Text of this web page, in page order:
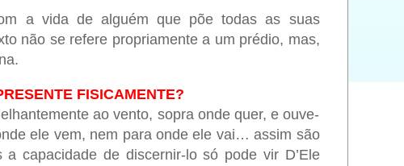
a vida de alguém que põe todas as suas
não se refere propriamente a um prédio, mas,
FISICAMENTE?
ao vento, sopra onde quer, e ouve-
ele vem, nem para onde ele vai… assim são
capacidade de discernir-lo só pode vir D’Ele